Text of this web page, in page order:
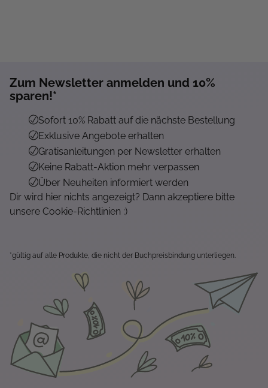
Zum Newsletter anmelden und 10%
sparen!*
Sofort 10% Rabatt auf die nächste Bestellung
Exklusive Angebote erhalten
Gratisanleitungen per Newsletter erhalten
Keine Rabatt-Aktion mehr verpassen
Über Neuheiten informiert werden
Dir wird hier nichts angezeigt? Dann akzeptiere bitte
unsere Cookie-Richtlinien :)
*gültig auf alle Produkte, die nicht der Buchpreisbindung unterliegen.